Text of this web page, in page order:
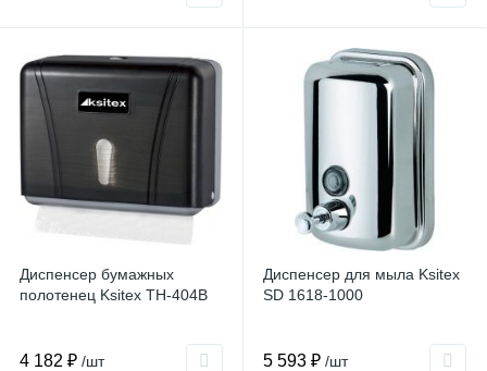
Диспенсер бумажных
полотенец Ksitex TH-404B
4 182 ₽ /шт
Диспенсер для мыла Ksitex
SD 1618-1000
5 593 ₽ /шт